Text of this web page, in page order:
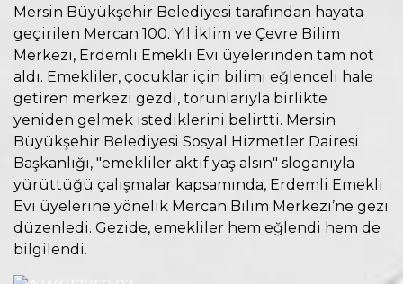
Mersin Büyükşehir Belediyesi tarafından hayata
geçirilen Mercan 100. Yıl İklim ve Çevre Bilim
Merkezi, Erdemli Emekli Evi üyelerinden tam not
aldı. Emekliler, çocuklar için bilimi eğlenceli hale
getiren merkezi gezdi, torunlarıyla birlikte
yeniden gelmek istediklerini belirtti. Mersin
Büyükşehir Belediyesi Sosyal Hizmetler Dairesi
Başkanlığı, "emekliler aktif yaş alsın" sloganıyla
yürüttüğü çalışmalar kapsamında, Erdemli Emekli
Evi üyelerine yönelik Mercan Bilim Merkezi’ne gezi
düzenledi. Gezide, emekliler hem eğlendi hem de
bilgilendi.